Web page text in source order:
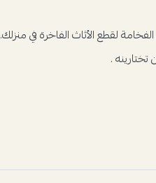
لقطع الأثاث الفاخرة في منزلك.
.